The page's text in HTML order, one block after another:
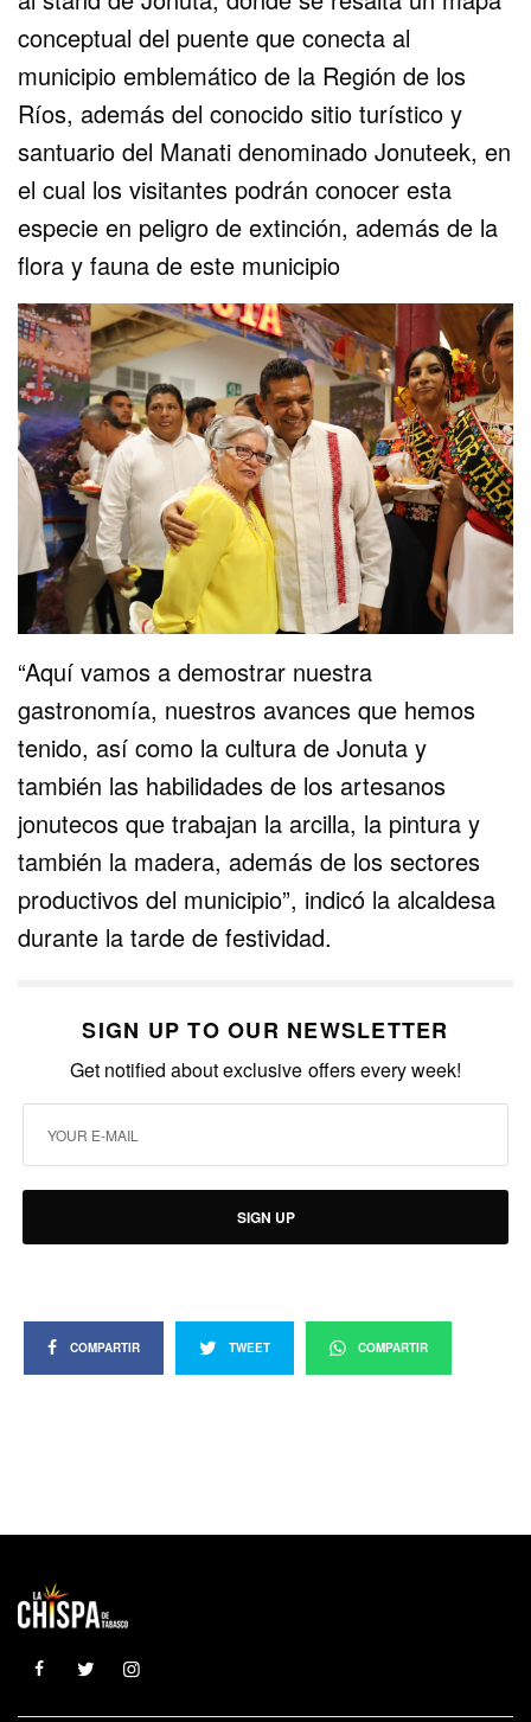
conceptual del puente que conecta al
municipio emblemático de la Región de los
Ríos, además del conocido sitio turístico y
santuario del Manati denominado Jonuteek, en
el cual los visitantes podrán conocer esta
especie en peligro de extinción, además de la
flora y fauna de este municipio
“Aquí vamos a demostrar nuestra
gastronomía, nuestros avances que hemos
tenido, así como la cultura de Jonuta y
también las habilidades de los artesanos
jonutecos que trabajan la arcilla, la pintura y
también la madera, además de los sectores
productivos del municipio”, indicó la alcaldesa
durante la tarde de festividad.
SIGN UP TO OUR NEWSLETTER
Get notified about exclusive offers every week!
SIGN UP
COMPARTIR TWEET COMPARTIR